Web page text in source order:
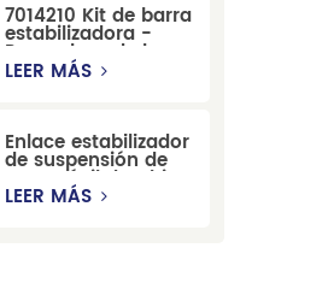
Cadillac, Chevrolet
y Hummer.
7014210 Kit de barra
estabilizadora -
Reemplazo de barra
estabilizadora de
LEER MÁS
Enlace estabilizador
de suspensión de
automóvil de China
para Chevrolet
LEER MÁS